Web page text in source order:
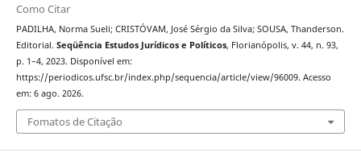
Como Citar
PADILHA, Norma Sueli; CRISTÓVAM, José Sérgio da Silva; SOUSA, Thanderson.
Editorial. Seqüência Estudos Jurídicos e Políticos, Florianópolis, v. 44, n. 93,
p. 1–4, 2023. Disponível em:
https://periodicos.ufsc.br/index.php/sequencia/article/view/96009. Acesso
em: 6 ago. 2026.
Fomatos de Citação